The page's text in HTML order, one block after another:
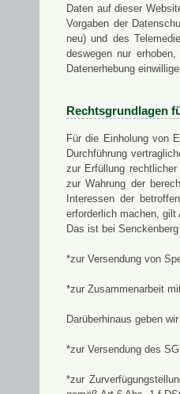
Daten auf dieser
Vorgaben der
neu) und des
deswegen nur
Datenerhebung
Rechtsgrundlagen
Für die Einholung von
Durchführung
zur Erfüllung
zur Wahrung der
Interessen der
erforderlich machen,
Das ist bei
*zur Versendung von
*zur Zusammenarbeit
Darüberhinaus geben
*zur Versendung des
*zur